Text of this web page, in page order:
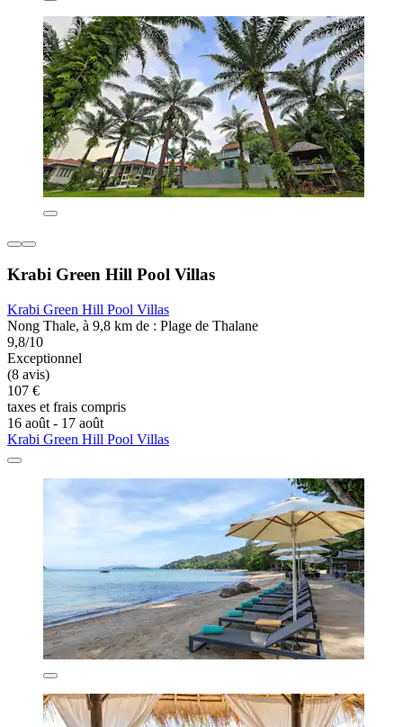
Krabi Green Hill Pool Villas
Krabi Green Hill Pool Villas
Nong Thale, à 9,8 km de : Plage de Thalane
9,8/10
Exceptionnel
(8 avis)
107 €
taxes et frais compris
16 août - 17 août
Krabi Green Hill Pool Villas